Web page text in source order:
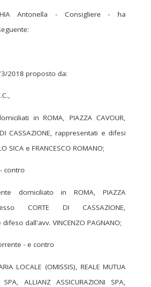
Antonella - Consigliere - ha
2018 proposto da:
in ROMA, PIAZZA CAVOUR,
CASSAZIONE, rappresentati e difesi
SICA e FRANCESCO ROMANO;
contro
domiciliato in ROMA, PIAZZA
CORTE DI CASSAZIONE,
dall'avv. VINCENZO PAGNANO;
- e contro
LOCALE (OMISSIS), REALE MUTUA
SPA, ALLIANZ ASSICURAZIONI SPA,